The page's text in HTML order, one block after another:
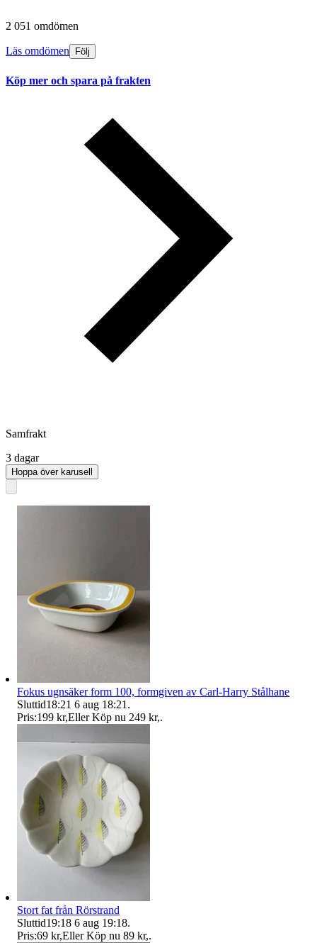
2 051 omdömen
Läs omdömen Följ
Köp mer och spara på frakten
Samfrakt
3 dagar
Hoppa över karusell
Fokus ugnsäker form 100, formgiven av Carl-Harry Stålhane
Sluttid18:21 6 aug 18:21 .
Pris:199 kr,Eller Köp nu 249 kr,.
Stort fat från Rörstrand
Sluttid19:18 6 aug 19:18.
Pris:69 kr,Eller Köp nu 89 kr,.